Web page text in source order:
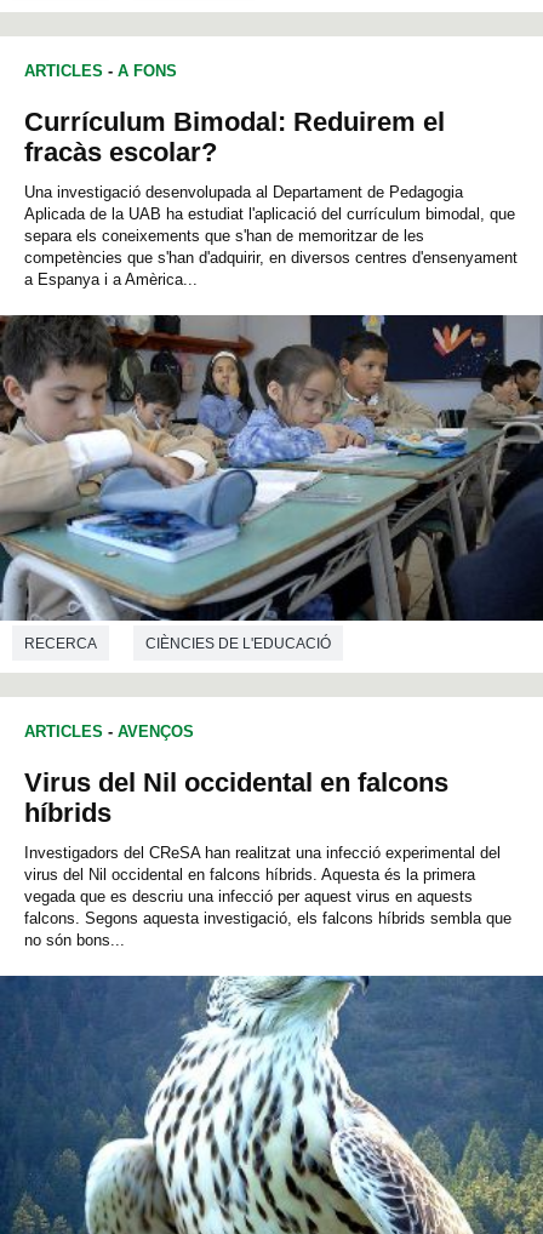
ARTICLES - A FONS
Currículum Bimodal: Reduirem el
fracàs escolar?
Una investigació desenvolupada al Departament de Pedagogia
Aplicada de la UAB ha estudiat l'aplicació del currículum bimodal, que
separa els coneixements que s'han de memoritzar de les
competències que s'han d'adquirir, en diversos centres d'ensenyament
a Espanya i a Amèrica...
RECERCA CIÈNCIES DE L'EDUCACIÓ
ARTICLES - AVENÇOS
Virus del Nil occidental en falcons
híbrids
Investigadors del CReSA han realitzat una infecció experimental del
virus del Nil occidental en falcons híbrids. Aquesta és la primera
vegada que es descriu una infecció per aquest virus en aquests
falcons. Segons aquesta investigació, els falcons híbrids sembla que
no són bons...